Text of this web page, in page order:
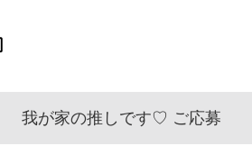
我が家の推しです♡ ご応募